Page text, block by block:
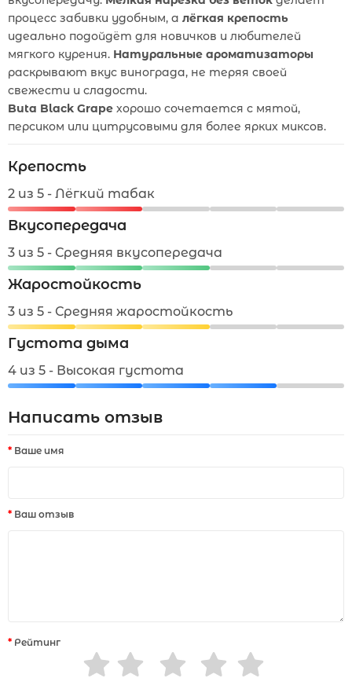
процесс забивки удобным, а лёгкая крепость
идеально подойдёт для новичков и любителей
мягкого курения. Натуральные ароматизаторы
раскрывают вкус винограда, не теряя своей
свежести и сладости.
Buta Black Grape хорошо сочетается с мятой,
персиком или цитрусовыми для более ярких миксов.
Крепость
2 из 5 - Лёгкий табак
Вкусопередача
3 из 5 - Средняя вкусопередача
Жаростойкость
3 из 5 - Средняя жаростойкость
Густота дыма
4 из 5 - Высокая густота
Написать отзыв
Ваше имя
Ваш отзыв
Рейтинг